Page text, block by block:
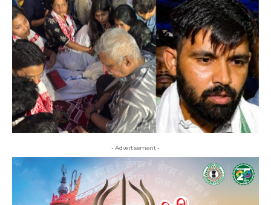
- Advertisement -